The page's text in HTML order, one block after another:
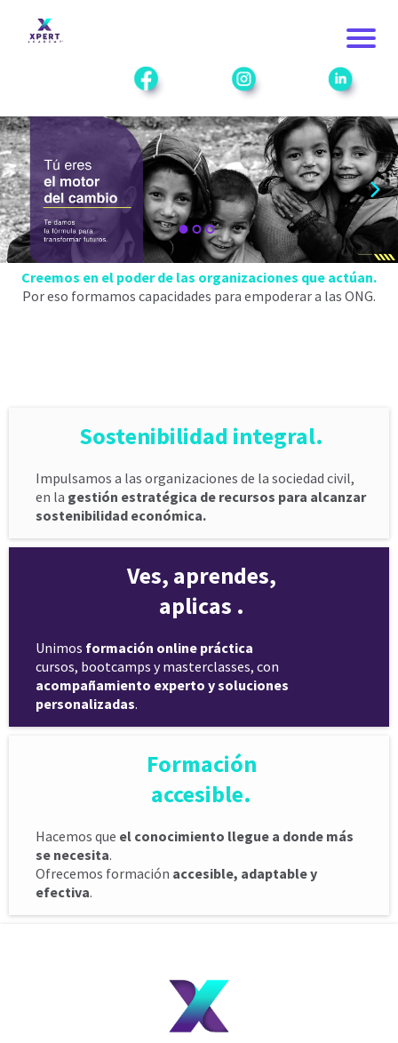
Creemos en el poder de las organizaciones que actúan.
Por eso formamos capacidades para empoderar a las ONG.
Sostenibilidad integral.
Impulsamos a las organizaciones de la sociedad civil,
en la gestión estratégica de recursos para alcanzar
sostenibilidad económica.
Ves, aprendes,
aplicas .
Unimos formación online práctica
cursos, bootcamps y masterclasses, con
acompañamiento experto y soluciones
personalizadas.
Formación
accesible.
Hacemos que el conocimiento llegue a donde más
se necesita.
Ofrecemos formación accesible, adaptable y
efectiva.